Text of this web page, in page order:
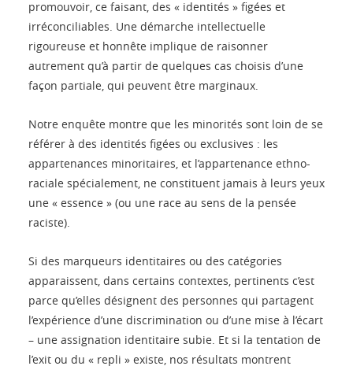
promouvoir, ce faisant, des « identités » figées et
irréconciliables. Une démarche intellectuelle
rigoureuse et honnête implique de raisonner
autrement qu’à partir de quelques cas choisis d’une
façon partiale, qui peuvent être marginaux.
Notre enquête montre que les minorités sont loin de se
référer à des identités figées ou exclusives : les
appartenances minoritaires, et l’appartenance ethno-
raciale spécialement, ne constituent jamais à leurs yeux
une « essence » (ou une race au sens de la pensée
raciste).
Si des marqueurs identitaires ou des catégories
apparaissent, dans certains contextes, pertinents c’est
parce qu’elles désignent des personnes qui partagent
l’expérience d’une discrimination ou d’une mise à l’écart
– une assignation identitaire subie. Et si la tentation de
l’exit ou du « repli » existe, nos résultats montrent